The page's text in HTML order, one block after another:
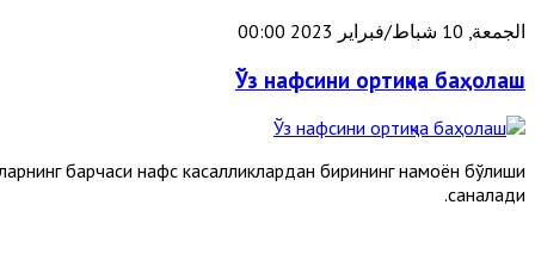
الجمعة, 10 شباط/فبراير 2023 00:00
Ўз нафсини ортиқча баҳолаш
барчаси нафс касалликлардан бирининг намоён бўлиши
саналади.